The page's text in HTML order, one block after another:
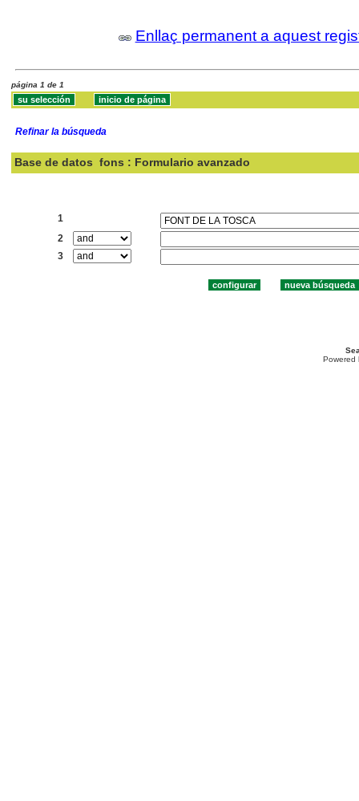
Enllaç permanent a aquest
página 1 de 1
Refinar la búsqueda
Base de datos fons : Formulario avanzado
1
2
3
Powered